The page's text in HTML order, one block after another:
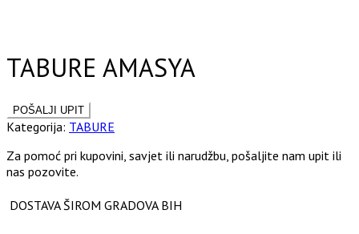
TABURE AMASYA
Kategorija: TABURE
Za pomoć pri kupovini, savjet ili narudžbu, pošaljite nam upit ili
nas pozovite.
DOSTAVA ŠIROM GRADOVA BIH